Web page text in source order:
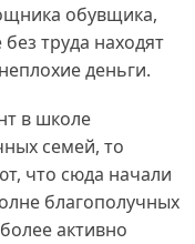
обувщика,
труда находят
деньги.
в школе
семей, то
что сюда начали
благополучных
активно